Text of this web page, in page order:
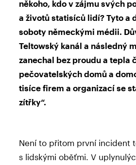
někoho, kdo v zájmu svých
a životů statisíců lidí? Tyto a
soboty německými médii.
Teltowský kanál a následný
zanechal bez proudu a tepla
pečovatelských domů a
tisíce firem a organizací se
zítřky“.
Není to přitom první incident
s lidskými oběťmi. V